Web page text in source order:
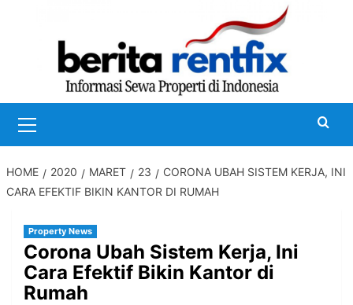
Menu
HOME 2020 MARET 23
CORONA UBAH SISTEM KERJA, INI
CARA EFEKTIF BIKIN KANTOR DI RUMAH
Property News
Corona Ubah Sistem Kerja, Ini
Cara Efektif Bikin Kantor di
Rumah